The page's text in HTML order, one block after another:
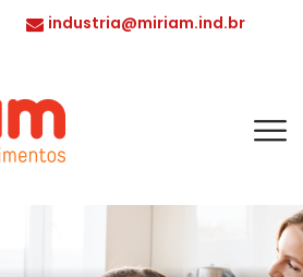
industria@miriam.ind.br